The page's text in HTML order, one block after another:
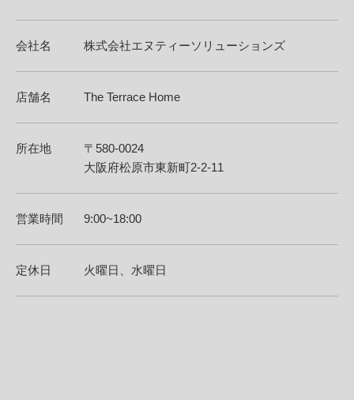
会社名 株式会社エヌティーソリューションズ
店舗名 The Terrace Home
所在地
〒580-0024
大阪府松原市東新町2-2-11
営業時間 9:00~18:00
定休日 火曜日、水曜日